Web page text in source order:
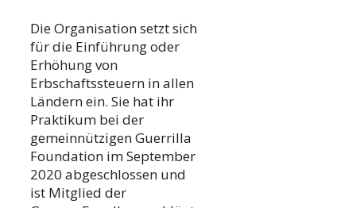
Die Organisation setzt sich
für die Einführung oder
Erhöhung von
Erbschaftssteuern in allen
Ländern ein. Sie hat ihr
Praktikum bei der
gemeinnützigen Guerrilla
Foundation im September
2020 abgeschlossen und
ist Mitglied der